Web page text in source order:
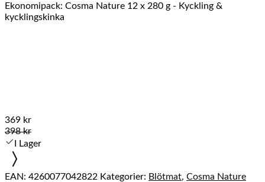
Ekonomipack: Cosma Nature 12 x 280 g - Kyckling &
kycklingskinka
369 kr
398 kr
I Lager
EAN: 4260077042822 Kategorier: Blötmat, Cosma Nature